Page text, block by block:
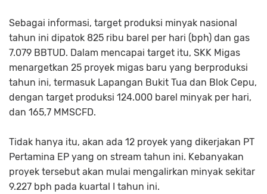
Sebagai informasi, target produksi minyak nasional
tahun ini dipatok 825 ribu barel per hari (bph) dan gas
7.079 BBTUD. Dalam mencapai target itu, SKK Migas
menargetkan 25 proyek migas baru yang berproduksi
tahun ini, termasuk Lapangan Bukit Tua dan Blok Cepu,
dengan target produksi 124.000 barel minyak per hari,
dan 165,7 MMSCFD.
Tidak hanya itu, akan ada 12 proyek yang dikerjakan PT
Pertamina EP yang on stream tahun ini. Kebanyakan
proyek tersebut akan mulai mengalirkan minyak sekitar
9.227 bph pada kuartal I tahun ini.